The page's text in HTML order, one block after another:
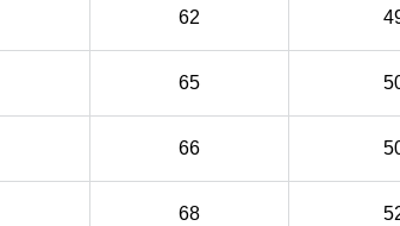
62
65
66
68